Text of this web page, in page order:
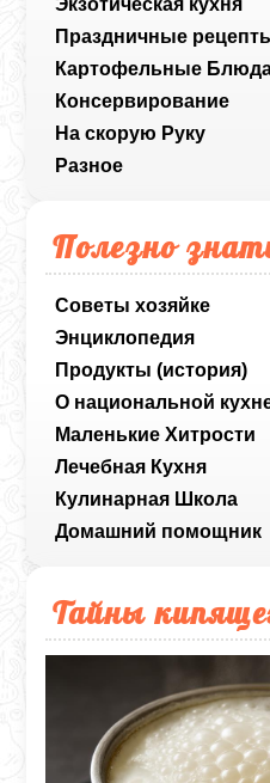
Экзотическая кухня
Праздничные
Картофельные
Консервирование
На скорую Руку
Разное
Полезно
Советы хозяйке
Энциклопедия
Продукты (история)
О национальной
Маленькие Хитрости
Лечебная Кухня
Кулинарная Школа
Домашний помощник
Тайны